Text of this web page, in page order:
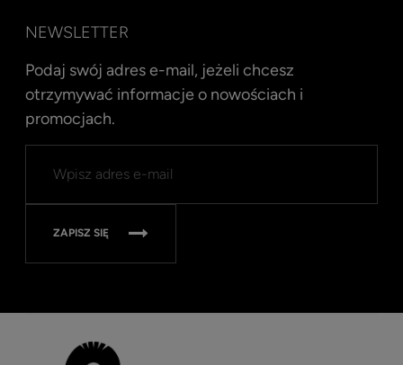
NEWSLETTER
Podaj swój adres e-mail, jeżeli chcesz
otrzymywać informacje o nowościach i
promocjach.
ZAPISZ SIĘ